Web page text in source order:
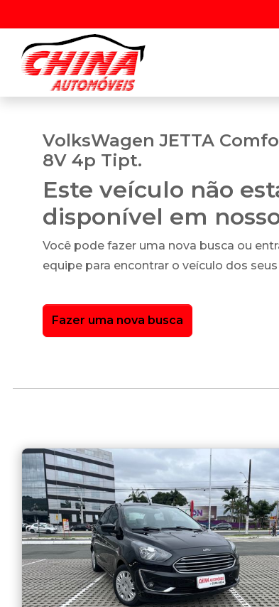
VolksWagen JETTA
8V 4p Tipt.
Este veículo não
disponível em
Você pode fazer uma nova busca ou
equipe para encontrar o veículo dos
Fazer uma nova busca